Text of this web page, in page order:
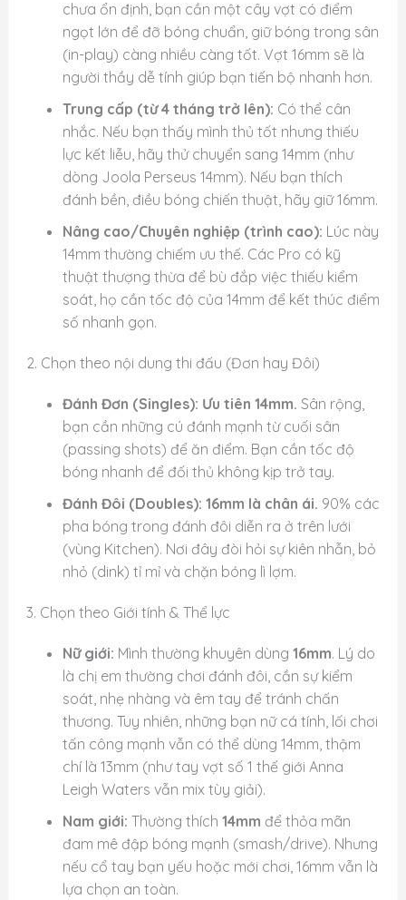
chưa ổn định, bạn cần một cây vợt có điểm
ngọt lớn để đỡ bóng chuẩn, giữ bóng trong sân
(in-play) càng nhiều càng tốt. Vợt 16mm sẽ là
người thầy dễ tính giúp bạn tiến bộ nhanh hơn.
Trung cấp (từ 4 tháng trở lên): Có thể cân
nhắc. Nếu bạn thấy mình thủ tốt nhưng thiếu
lực kết liễu, hãy thử chuyển sang 14mm (như
dòng Joola Perseus 14mm). Nếu bạn thích
đánh bền, điều bóng chiến thuật, hãy giữ 16mm.
Nâng cao/Chuyên nghiệp (trình cao): Lúc này
14mm thường chiếm ưu thế. Các Pro có kỹ
thuật thượng thừa để bù đắp việc thiếu kiểm
soát, họ cần tốc độ của 14mm để kết thúc điểm
số nhanh gọn.
2. Chọn theo nội dung thi đấu (Đơn hay Đôi)
Đánh Đơn (Singles): Ưu tiên 14mm. Sân rộng,
bạn cần những cú đánh mạnh từ cuối sân
(passing shots) để ăn điểm. Bạn cần tốc độ
bóng nhanh để đối thủ không kịp trở tay.
Đánh Đôi (Doubles): 16mm là chân ái. 90% các
pha bóng trong đánh đôi diễn ra ở trên lưới
(vùng Kitchen). Nơi đây đòi hỏi sự kiên nhẫn, bỏ
nhỏ (dink) tỉ mỉ và chặn bóng lì lợm.
3. Chọn theo Giới tính & Thể lực
Nữ giới: Mình thường khuyên dùng 16mm. Lý do
là chị em thường chơi đánh đôi, cần sự kiểm
soát, nhẹ nhàng và êm tay để tránh chấn
thương. Tuy nhiên, những bạn nữ cá tính, lối chơi
tấn công mạnh vẫn có thể dùng 14mm, thậm
chí là 13mm (như tay vợt số 1 thế giới Anna
Leigh Waters vẫn mix tùy giải).
Nam giới: Thường thích 14mm để thỏa mãn
đam mê đập bóng mạnh (smash/drive). Nhưng
nếu cổ tay bạn yếu hoặc mới chơi, 16mm vẫn là
lựa chọn an toàn.